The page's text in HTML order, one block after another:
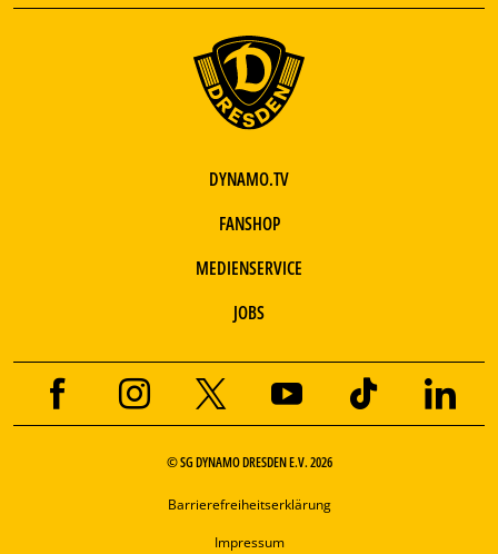
DYNAMO.TV
FANSHOP
MEDIENSERVICE
JOBS
© SG DYNAMO DRESDEN E.V. 2026
Barrierefreiheitserklärung
Impressum